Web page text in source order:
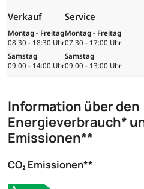
Verkauf
Montag - Freitag
08:30 - 18:30 Uhr
Samstag
09:00 - 14:00 Uhr
Service
Montag - Freitag
07:30 - 17:00 Uhr
Samstag
09:00 - 13:00 Uhr
Information über den
Energieverbrauch*
Emissionen**
CO₂ Emissionen**